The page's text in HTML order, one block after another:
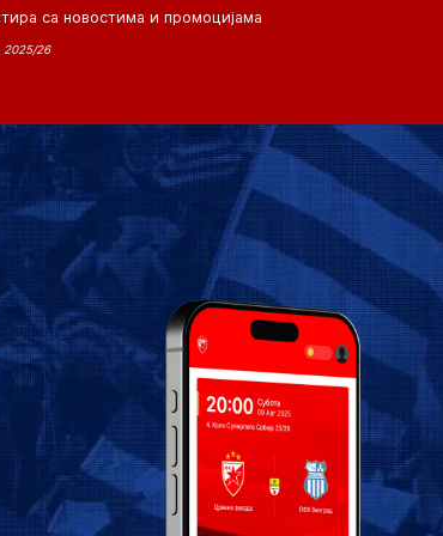
са новостима и промоцијама
2025/26